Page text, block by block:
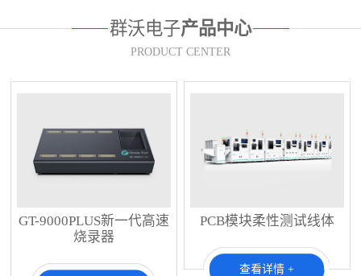
群沃电子产品中心
PRODUCT CENTER
GT-9000PLUS新一代高速
烧录器
PCB模块柔性测试线体
查看详情 +